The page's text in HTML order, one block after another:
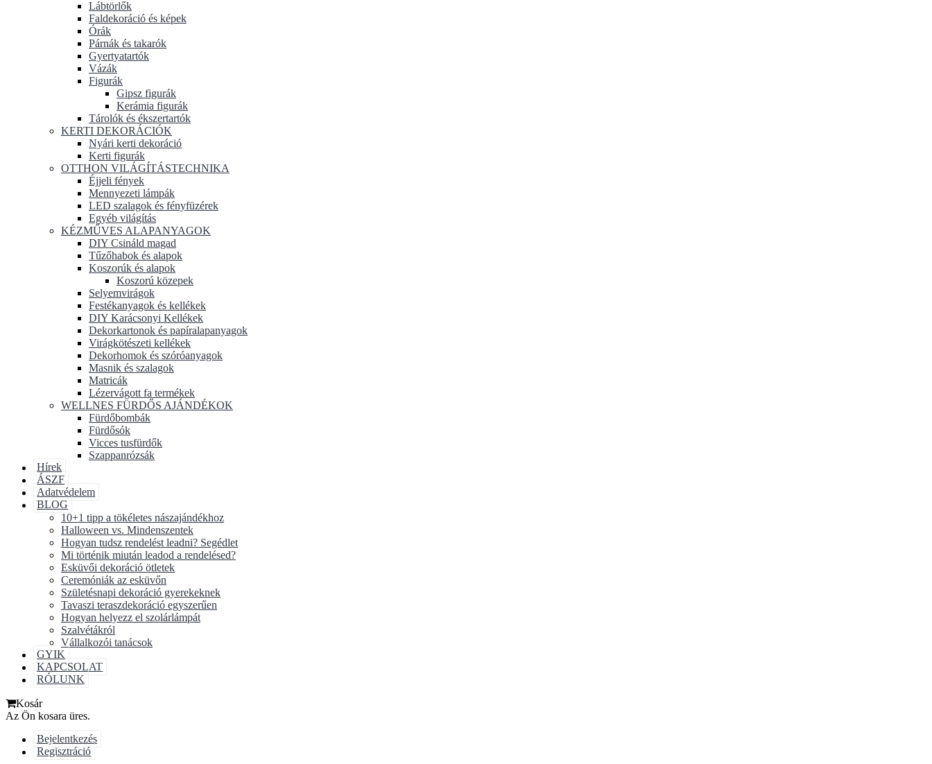
Lábtörlők
Faldekoráció és képek
Órák
Párnák és takarók
Gyertyatartók
Vázák
Figurák
Gipsz figurák
Kerámia figurák
Tárolók és ékszertartók
KERTI DEKORÁCIÓK
Nyári kerti dekoráció
Kerti figurák
OTTHON VILÁGÍTÁSTECHNIKA
Éjjeli fények
Mennyezeti lámpák
LED szalagok és fényfüzérek
Egyéb világítás
KÉZMŰVES ALAPANYAGOK
DIY Csináld magad
Tűzőhabok és alapok
Koszorúk és alapok
Koszorú közepek
Selyemvirágok
Festékanyagok és kellékek
DIY Karácsonyi Kellékek
Dekorkartonok és papíralapanyagok
Virágkötészeti kellékek
Dekorhomok és szóróanyagok
Masnik és szalagok
Matricák
Lézervágott fa termékek
WELLNES FÜRDŐS AJÁNDÉKOK
Fürdőbombák
Fürdősók
Vicces tusfürdők
Szappanrózsák
Hírek
ÁSZF
Adatvédelem
BLOG
10+1 tipp a tökéletes nászajándékhoz
Halloween vs. Mindenszentek
Hogyan tudsz rendelést leadni? Segédlet
Mi történik miután leadod a rendelésed?
Esküvői dekoráció ötletek
Ceremóniák az esküvőn
Születésnapi dekoráció gyerekeknek
Tavaszi teraszdekoráció egyszerűen
Hogyan helyezz el szolárlámpát
Szalvétákról
Vállalkozói tanácsok
GYIK
KAPCSOLAT
RÓLUNK
Kosár
Az Ön kosara üres.
Bejelentkezés
Regisztráció